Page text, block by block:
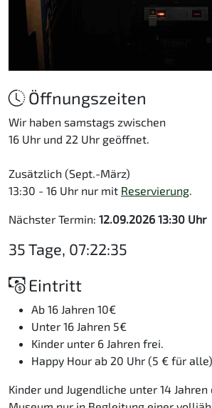
Öffnungszeiten
Wir haben samstags zwischen
16 Uhr und 22 Uhr geöffnet.
Zusätzlich (Sept.-März)
13:30 - 16 Uhr nur mit Reservierung.
Nächster Termin: 12.09.2026 13:30 Uhr
35 Tage, 07:22:34
Eintritt
Ab 16 Jahren 10€
Unter 16 Jahren 5€
Kinder unter 6 Jahren frei.
Happy Hour ab 20 Uhr (5 € für alle)
Kinder und Jugendliche unter 14